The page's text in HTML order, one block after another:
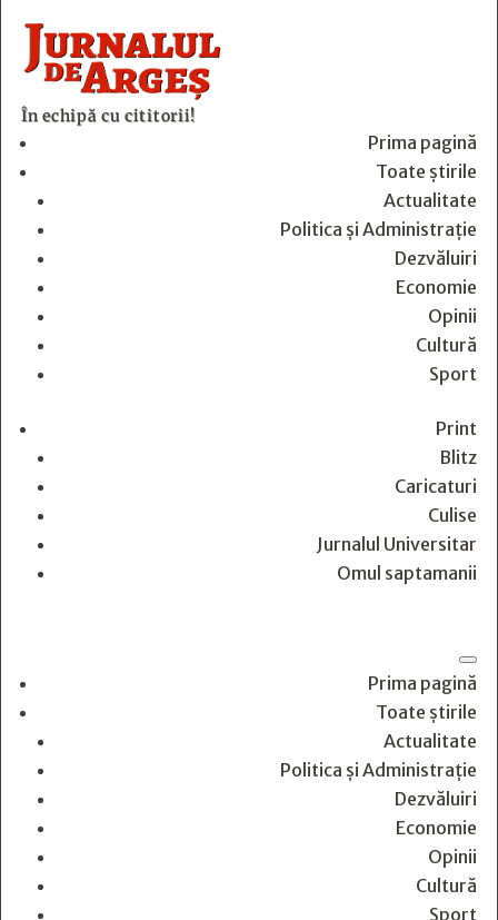
În echipă cu cititorii!
Prima pagină
Toate știrile
Actualitate
Politica și Administrație
Dezvăluiri
Economie
Opinii
Cultură
Sport
Print
Blitz
Caricaturi
Culise
Jurnalul Universitar
Omul saptamanii
Prima pagină
Toate știrile
Actualitate
Politica și Administrație
Dezvăluiri
Economie
Opinii
Cultură
Sport